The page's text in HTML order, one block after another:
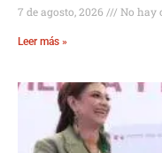
7 de agosto, 2026 No hay
Leer más »